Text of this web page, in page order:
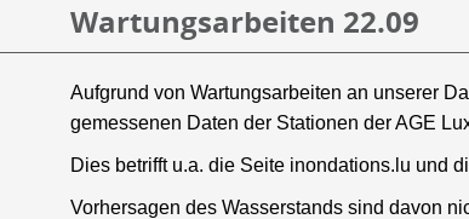
Wartungsarbeiten 22.09
Aufgrund von Wartungsarbeiten an unserer
gemessenen Daten der Stationen der AGE
Dies betrifft u.a. die Seite inondations.lu und
Vorhersagen des Wasserstands sind davon